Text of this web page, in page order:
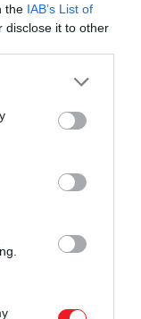
the IAB’s List of
disclose it to other
or more Google
You may click to
party tags to
in below Google
brutalitással
gyűlölte az
II. Mehmed
Ők
mire a
rögzíteni
át a